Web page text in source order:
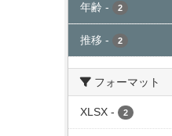
年齢 - 2
推移 - 2
フォーマット
XLSX - 2